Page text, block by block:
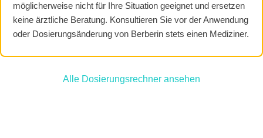
möglicherweise nicht für Ihre Situation geeignet und ersetzen
keine ärztliche Beratung. Konsultieren Sie vor der Anwendung
oder Dosierungsänderung von Berberin stets einen Mediziner.
Alle Dosierungsrechner ansehen